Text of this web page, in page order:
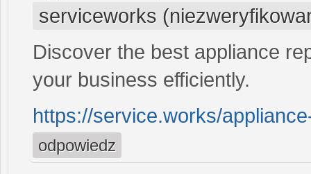
serviceworks
Discover the best appliance
your business efficiently.
https://service.works/
odpowiedz